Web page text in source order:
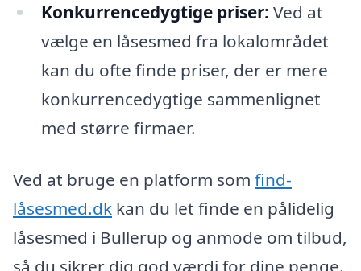
Konkurrencedygtige priser: Ved at
vælge en låsesmed fra lokalområdet
kan du ofte finde priser, der er mere
konkurrencedygtige sammenlignet
med større firmaer.
Ved at bruge en platform som find-
låsesmed.dk kan du let finde en pålidelig
låsesmed i Bullerup og anmode om tilbud,
så du sikrer dig god værdi for dine penge.